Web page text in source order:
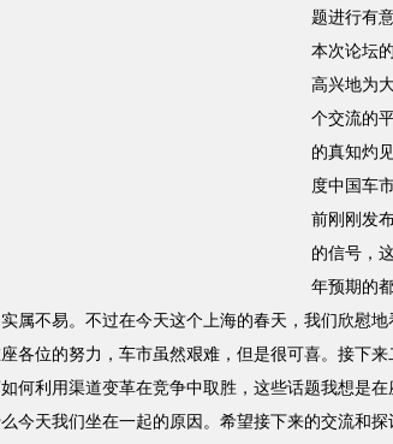
题进行有
本次论坛
高兴地为
个交流的
的真知灼
度中国车
前刚刚发
的信号，
年预期的
属不易。不过在今天这个上海的春天，我们欣慰
各位的努力，车市虽然艰难，但是很可喜。接下
何利用渠道变革在竞争中取胜，这些话题我想是
今天我们坐在一起的原因。希望接下来的交流和